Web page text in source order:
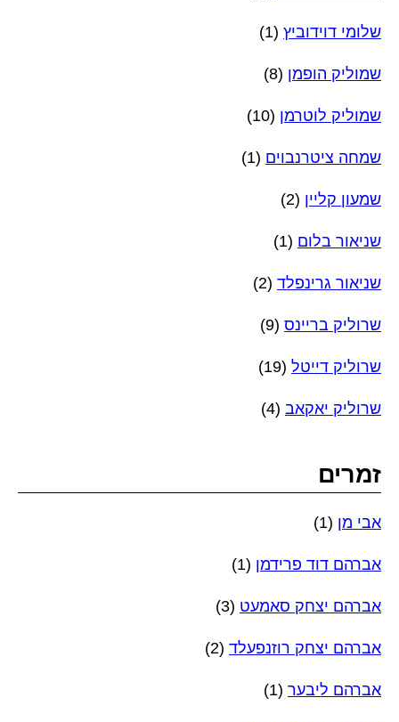
שלומי דוידוביץ (1)
שמוליק הופמן (8)
שמוליק לוטרמן (10)
שמחה ציטרנבוים (1)
שמעון קליין (2)
שניאור בלום (1)
שניאור גרינפלד (2)
שרוליק בריינס (9)
שרוליק דייטל (19)
שרוליק יאקאב (4)
זמרים
אבי מן (1)
אברהם דוד פרידמן (1)
אברהם יצחק סאמעט (3)
אברהם יצחק רוזנפעלד (2)
אברהם ליבער (1)